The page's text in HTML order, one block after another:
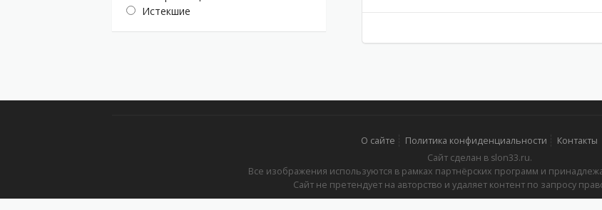
Истекшие
О сайте Политика конфиденциальности
Контакты
Сайт сделан в slon33.ru.
Все изображения используются в рамках партнёрских программ и
Сайт не претендует на авторство и удаляет контент по запросу